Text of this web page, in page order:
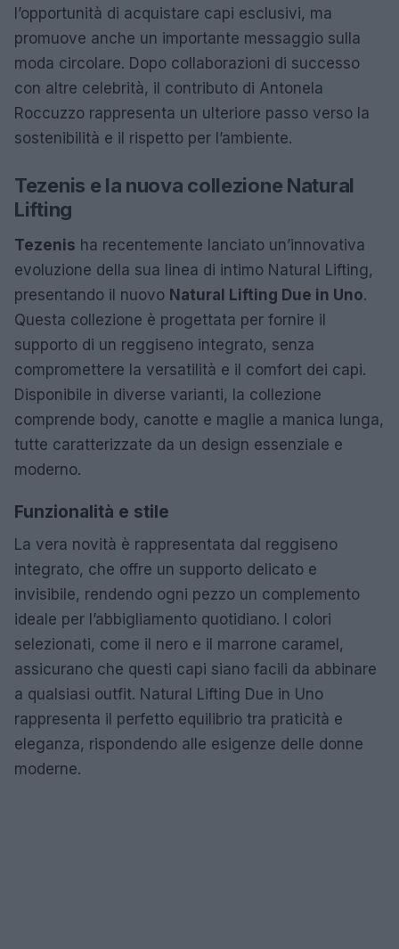
l’opportunità di acquistare capi esclusivi, ma
promuove anche un importante messaggio sulla
moda circolare. Dopo collaborazioni di successo
con altre celebrità, il contributo di Antonela
Roccuzzo rappresenta un ulteriore passo verso la
sostenibilità e il rispetto per l’ambiente.
Tezenis e la nuova collezione Natural
Lifting
Tezenis ha recentemente lanciato un’innovativa
evoluzione della sua linea di intimo Natural Lifting,
presentando il nuovo Natural Lifting Due in Uno.
Questa collezione è progettata per fornire il
supporto di un reggiseno integrato, senza
compromettere la versatilità e il comfort dei capi.
Disponibile in diverse varianti, la collezione
comprende body, canotte e maglie a manica lunga,
tutte caratterizzate da un design essenziale e
moderno.
Funzionalità e stile
La vera novità è rappresentata dal reggiseno
integrato, che offre un supporto delicato e
invisibile, rendendo ogni pezzo un complemento
ideale per l’abbigliamento quotidiano. I colori
selezionati, come il nero e il marrone caramel,
assicurano che questi capi siano facili da abbinare
a qualsiasi outfit. Natural Lifting Due in Uno
rappresenta il perfetto equilibrio tra praticità e
eleganza, rispondendo alle esigenze delle donne
moderne.